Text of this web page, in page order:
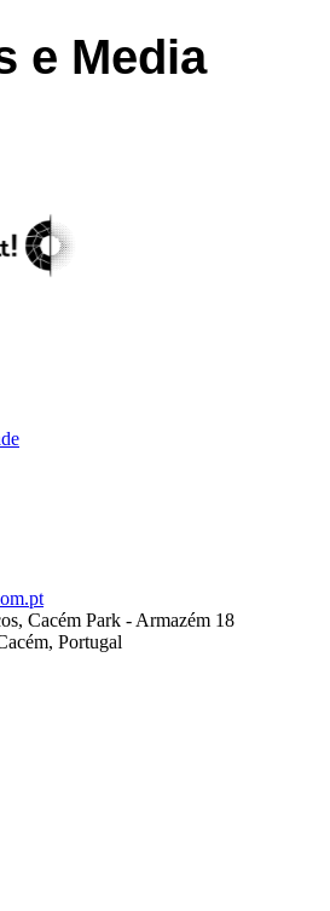
e Media
Cacém Park - Armazém 18
Portugal